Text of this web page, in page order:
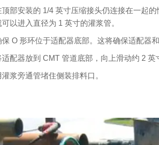
顶部安装的 1/4 英寸压缩接头仍连接在一起
可以进入直径为 1 英寸的灌浆管。
保 O 形环位于适配器底部。这将确保适配器
适配器放到 CMT 管道底部，向上滑动约 2
灌浆旁通管堵住侧装排料口。